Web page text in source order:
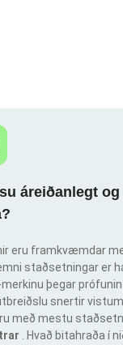
áreiðanlegt
eru framkvæmdar
staðsetningar er
merkinu þegar
snertir
með mestu
. Hvað bitahraða í